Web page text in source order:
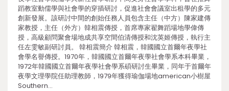
蹈教室動儒學與社會學的穿插研討，促進社會會議室出租學的多元
創新發展。該研討中間的創始任務人員包含主任（中方）陳家建傳
家教授，主任（外方）韓相震傳授，首席專家翟舞蹈場地學偉傳
授，高級顧問聚會場地成共享空間伯清傳授和沈英姬傳授，執行主
任左雯敏副研討員。 韓相震簡介 韓相震，韓國國立首爾年夜學社
會學名譽傳授。1970年，韓國國立首爾年夜學社會學系本科畢業，
1972年韓國國立首爾年夜學社會學系碩研討生畢業，同年于首爾年
夜學文理學院任助理教師，1979年獲得瑜伽場地american小樹屋
Southern…